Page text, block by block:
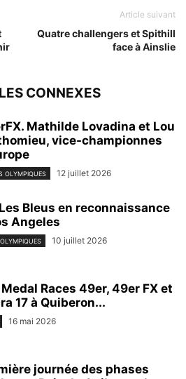
Article suivant
Quatre challengers et Spithill
face à Ainslie
CONNEXES
Mathilde Lovadina et Lou
vice-championnes
OLYMPIQUES 12 juillet 2026
Bleus en reconnaissance
Angeles
10 juillet 2026
Races 49er, 49er FX et
17 à Quiberon...
16 mai 2026
journée des phases